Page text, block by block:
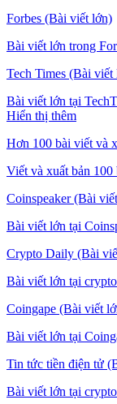
Forbes (Bài viết lớn)
Bài viết lớn trong
Tech Times (Bài viết
Bài viết lớn tại
Hiển thị thêm
Hơn 100 bài viết và
Viết và xuất bản 100
Coinspeaker (Bài
Bài viết lớn tại
Crypto Daily (Bài
Bài viết lớn tại
Coingape (Bài viết
Bài viết lớn tại
Tin tức tiền điện tử
Bài viết lớn tại